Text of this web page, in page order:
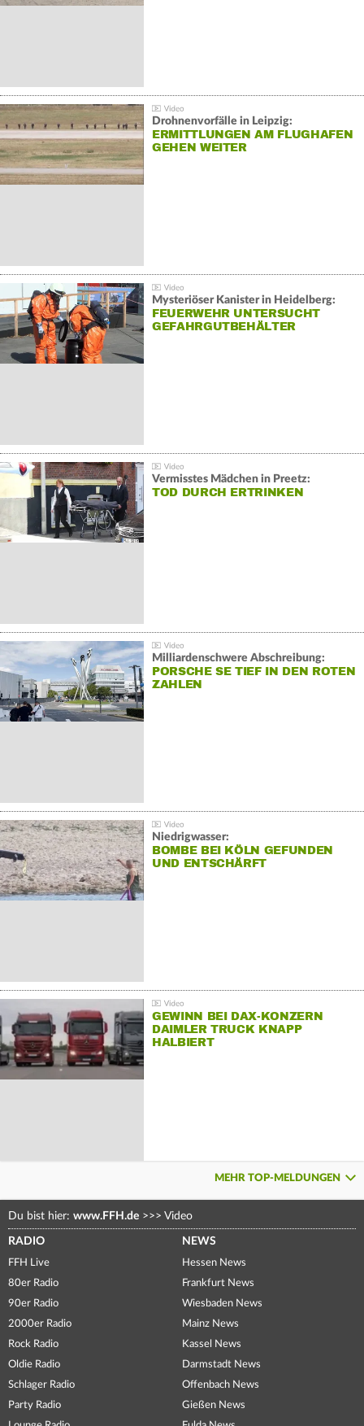
Drohnenvorfälle in Leipzig:
ERMITTLUNGEN AM FLUGHAFEN
GEHEN WEITER
Mysteriöser Kanister in Heidelberg:
FEUERWEHR UNTERSUCHT
GEFAHRGUTBEHÄLTER
Vermisstes Mädchen in Preetz:
TOD DURCH ERTRINKEN
Milliardenschwere Abschreibung:
PORSCHE SE TIEF IN DEN ROTEN
ZAHLEN
Niedrigwasser:
BOMBE BEI KÖLN GEFUNDEN
UND ENTSCHÄRFT
GEWINN BEI DAX-KONZERN
DAIMLER TRUCK KNAPP
HALBIERT
MEHR TOP-MELDUNGEN
Du bist hier: www.FFH.de >>> Video
RADIO
FFH Live
80er Radio
90er Radio
2000er Radio
Rock Radio
Oldie Radio
Schlager Radio
Party Radio
NEWS
Hessen News
Frankfurt News
Wiesbaden News
Mainz News
Kassel News
Darmstadt News
Offenbach News
Gießen News